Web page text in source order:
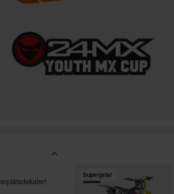
Superpris!